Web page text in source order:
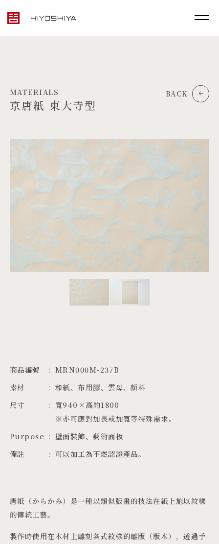
TOP
MATERIALS
PRODUCTS
PROJECTS
MATERIALS
京唐紙 東大寺型
BACK
商品編號
MRN000M-237B
素材
和紙、布用膠、雲母、顏料
尺寸
寬940×高約1800
※亦可應對加長或加寬等特殊需求。
Purpose
壁面裝飾、藝術面板
備註
可以加工為不燃認證產品。
唐紙（からかみ）是一種以類似版畫的技法在紙上施以紋樣
的傳統工藝。
製作時使用在木材上雕刻各式紋樣的雕版（版木），透過手